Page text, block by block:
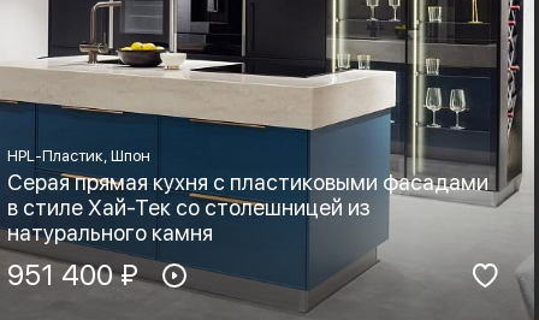
HPL-Пластик, Шпон
Серая прямая кухня с пластиковыми фасадами
в стиле Хай-Тек со столешницей из
натурального камня
Материал фасадов:
HPL-Пластик, Шпон
Материал столешницы:
Натуральный камень
951 400 ₽